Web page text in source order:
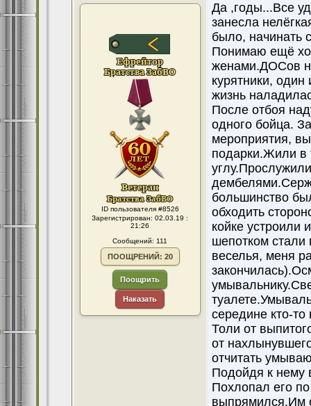
ID пользователя #8526
Зарегистрирован: 02.03.19 :
21:26
Сообщений: 111
ПООЩРЕНИЙ: 20
Поощрить
Наказать
Да ,годы...Все
занесла
было, начинать
Понимаю ещё
женами.ДОСов
курятники,
жизнь
После отбоя
одного бойца.
мероприятия,
подарки.Жили в
большинство
обходить
койке устроили
шепотком стали
веселья, меня
середине кто-
Толи от
от
отчитать
Подойдя к нему
Похлопал его
выпрямился.Им